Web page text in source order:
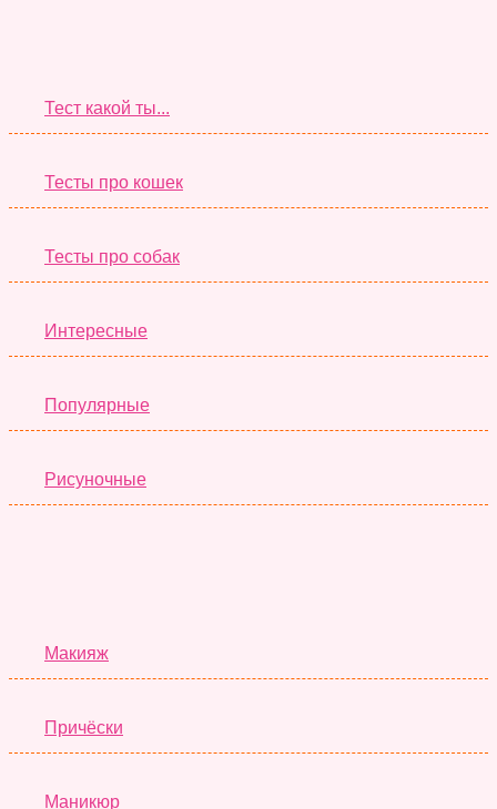
Тест какой ты...
Тесты про кошек
Тесты про собак
Интересные
Популярные
Рисуночные
Макияж
Причёски
Маникюр